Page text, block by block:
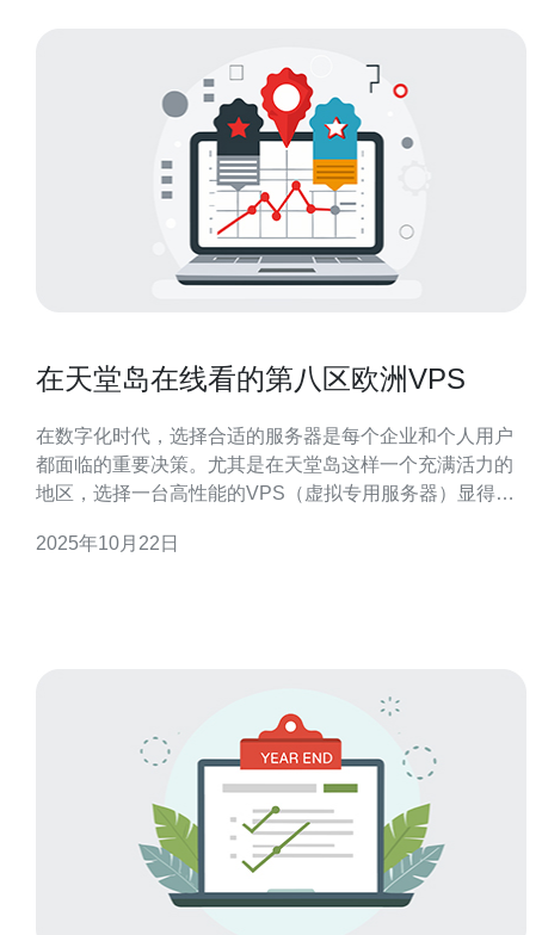
在天堂岛在线看的第八区欧洲VPS
在数字化时代，选择合适的服务器是每个企业和个人用户
都面临的重要决策。尤其是在天堂岛这样一个充满活力的
地区，选择一台高性能的VPS（虚拟专用服务器）显得尤
洲VPS，帮助您更好地理解其优势与应用。 首先，我们需
2025年10月22日